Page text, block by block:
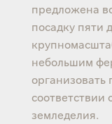
предложена
посадку пяти
небольшим
организовать
земледелия.